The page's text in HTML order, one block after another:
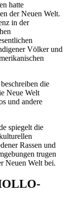
hatte
der Neuen Welt.
in der
Völker und
die
Neue Welt
und andere
spiegelt die
Rassen und
trugen
Neuen Welt bei.